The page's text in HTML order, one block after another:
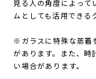
見る人の角度によって
ムとしても活用できる
※ガラスに特殊な蒸着
があります。また、時
い場合があります。